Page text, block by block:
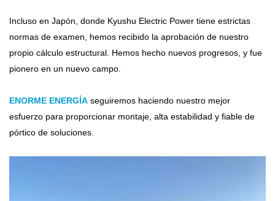
Incluso en Japón, donde Kyushu Electric Power tiene estrictas
normas de examen, hemos recibido la aprobación de nuestro
propio cálculo estructural. Hemos hecho nuevos progresos, y fue
pionero en un nuevo campo.
ENORME ENERGÍA seguiremos haciendo nuestro mejor
esfuerzo para proporcionar montaje, alta estabilidad y fiable de
pórtico de soluciones.